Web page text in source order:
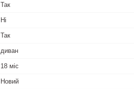
Так
Ні
Так
диван
18 міс
Новий